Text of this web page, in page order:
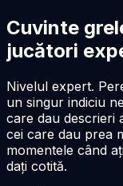
Cuvinte
jucători
Nivelul expert.
un singur indiciu
care dau descrieri
cei care dau prea
momentele când
dați cotită.